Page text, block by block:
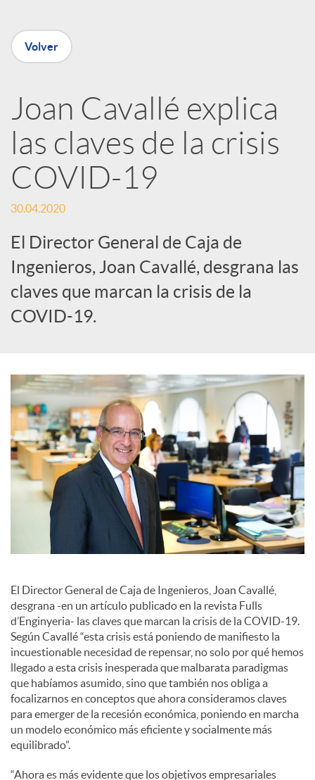
n
R
e
d
e
s
S
o
c
i
l
e
s
Volver
Joan Cavallé explica
las claves de la crisis
COVID-19
30.04.2020
El Director General de Caja de
Ingenieros, Joan Cavallé, desgrana las
claves que marcan la crisis de la
COVID-19.
El Director General de Caja de Ingenieros, Joan Cavallé,
desgrana -en un artículo publicado en la revista Fulls
d’Enginyeria- las claves que marcan la crisis de la COVID-19.
Según Cavallé “esta crisis está poniendo de manifiesto la
incuestionable necesidad de repensar, no solo por qué hemos
llegado a esta crisis inesperada que malbarata paradigmas
que habíamos asumido, sino que también nos obliga a
focalizarnos en conceptos que ahora consideramos claves
para emerger de la recesión económica, poniendo en marcha
un modelo económico más eficiente y socialmente más
equilibrado”.
“Ahora es más evidente que los objetivos empresariales